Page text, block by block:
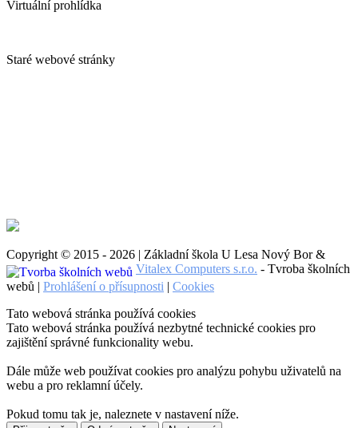
Virtuální prohlídka
Staré webové stránky
Copyright © 2015 - 2026 | Základní škola U Lesa Nový Bor &
Vitalex Computers s.r.o. - Tvroba školních
webů | Prohlášení o přísupnosti | Cookies
Tato webová stránka používá cookies
Tato webová stránka používá nezbytné technické cookies pro
zajištění správné funkcionality webu.
Dále může web používat cookies pro analýzu pohybu uživatelů na
webu a pro reklamní účely.
Pokud tomu tak je, naleznete v nastavení níže.